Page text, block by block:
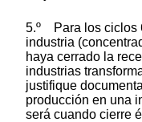
5.º Para los ciclos
industria
haya cerrado la
industrias
justifique
producción en una
será cuando cierre